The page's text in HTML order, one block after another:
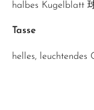
halbes Kugelblatt
Tasse
helles, leuchtendes